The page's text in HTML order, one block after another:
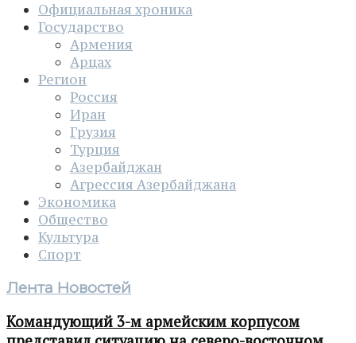
Официальная хроника
Государство
Армения
Арцах
Регион
Россия
Иран
Грузия
Турция
Азербайджан
Агрессия Азербайджана
Экономика
Общество
Культура
Спорт
Лента Новостей
Командующий 3-м армейским корпусом